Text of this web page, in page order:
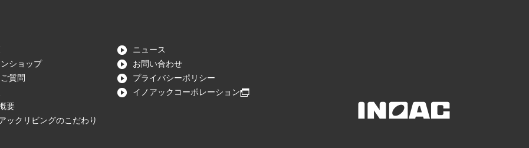
ショップ
質問
要
ックリビングのこだわり
ニュース
お問い合わせ
プライバシーポリシー
イノアックコーポレーション